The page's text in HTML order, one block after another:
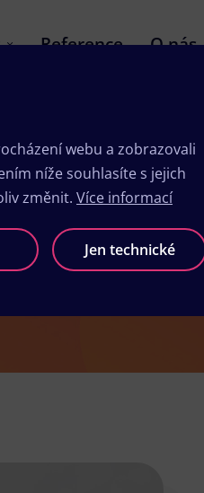
Reference O nás
ve
webu a zobrazovali
níže souhlasíte s jejich
změnit. Více informací
Jen technické